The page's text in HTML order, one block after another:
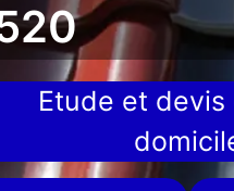
Etude et devis